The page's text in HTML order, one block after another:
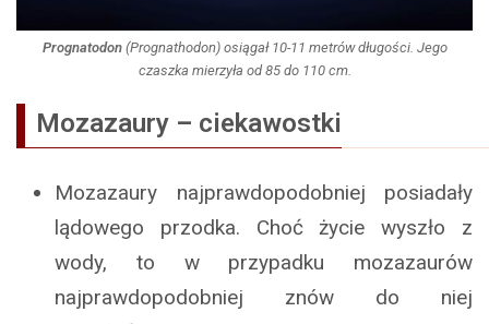
Prognatodon(Prognathodon) osiągał 10-11 metrów długości. Jego
czaszka mierzyła od 85 do 110 cm.
Mozazaury – ciekawostki
Mozazaury najprawdopodobniej posiadały
lądowego przodka. Choć życie wyszło z
wody, to w przypadku mozazaurów
najprawdopodobniej znów do niej